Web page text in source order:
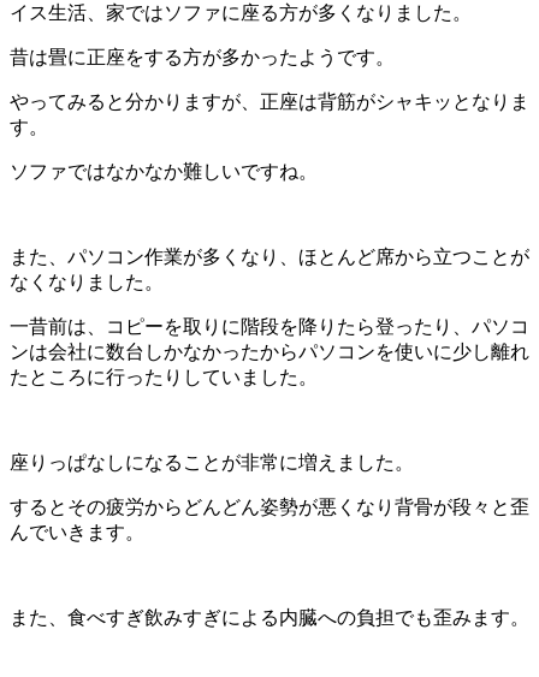
イス生活、家ではソファに座る方が多くなりました。
昔は畳に正座をする方が多かったようです。
やってみると分かりますが、正座は背筋がシャキッとなりま
す。
ソファではなかなか難しいですね。
また、パソコン作業が多くなり、ほとんど席から立つことが
なくなりました。
一昔前は、コピーを取りに階段を降りたら登ったり、パソコ
ンは会社に数台しかなかったからパソコンを使いに少し離れ
たところに行ったりしていました。
座りっぱなしになることが非常に増えました。
するとその疲労からどんどん姿勢が悪くなり背骨が段々と歪
んでいきます。
また、食べすぎ飲みすぎによる内臓への負担でも歪みます。